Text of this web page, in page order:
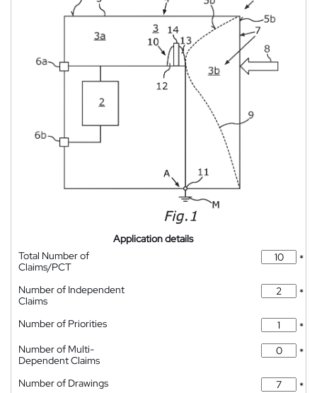
Application details
Total Number of
Claims/PCT
*
Number of Independent
Claims
*
Number of Priorities
*
Number of Multi-
Dependent Claims
*
Number of Drawings
*